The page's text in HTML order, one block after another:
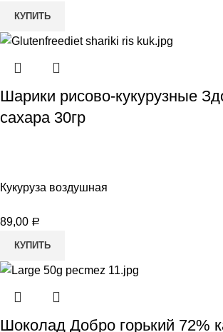
КУПИТЬ
Шарики рисово-кукурузные
сахара 30гр
Кукуруза воздушная
89,00 Р
КУПИТЬ
Шоколад Добро горький 72%